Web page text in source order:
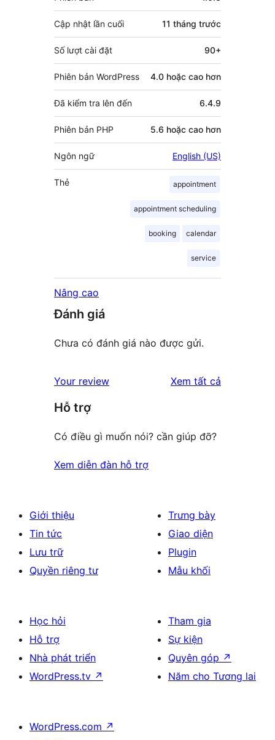
góp
Cập nhật lần cuối 11 tháng trước
Số lượt cài đặt 90+
Phiên bản WordPress 4.0 hoặc cao hơn
Đã kiểm tra lên đến 6.4.9
Phiên bản PHP 5.6 hoặc cao hơn
Ngôn ngữ English (US)
Thẻ appointment
appointment scheduling
booking calendar
service
Nâng cao
Đánh giá
Chưa có đánh giá nào được gửi.
Your review Xem tất cả
Hỗ trợ
Có điều gì muốn nói? cần giúp đỡ?
Xem diễn đàn hỗ trợ
Giới thiệu
Tin tức
Lưu trữ
Quyền riêng tư
Trưng bày
Giao diện
Plugin
Mẫu khối
Học hỏi
Hỗ trợ
Nhà phát triển
WordPress.tv ↗
Tham gia
Sự kiện
Quyên góp ↗
Năm cho Tương lai
WordPress.com ↗